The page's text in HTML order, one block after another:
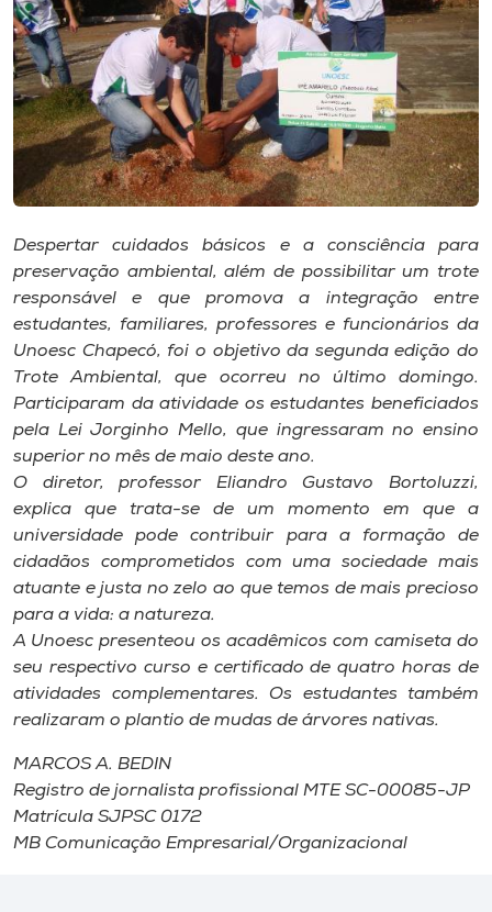
Editora
Rádio
Museu
Store
Selecione
o idioma
A+
A-
Despertar cuidados básicos e a consciência para
preservação ambiental, além de possibilitar um trote
responsável e que promova a integração entre
estudantes, familiares, professores e funcionários da
Unoesc Chapecó, foi o objetivo da segunda edição do
Trote Ambiental, que ocorreu no último domingo.
Participaram da atividade os estudantes beneficiados
pela Lei Jorginho Mello, que ingressaram no ensino
superior no mês de maio deste ano.
O diretor, professor Eliandro Gustavo Bortoluzzi,
explica que trata-se de um momento em que a
universidade pode contribuir para a formação de
cidadãos comprometidos com uma sociedade mais
atuante e justa no zelo ao que temos de mais precioso
para a vida: a natureza.
A Unoesc presenteou os acadêmicos com camiseta do
seu respectivo curso e certificado de quatro horas de
atividades complementares. Os estudantes também
realizaram o plantio de mudas de árvores nativas.
MARCOS A. BEDIN
Registro de jornalista profissional MTE SC-00085-JP
Matrícula SJPSC 0172
MB Comunicação Empresarial/Organizacional